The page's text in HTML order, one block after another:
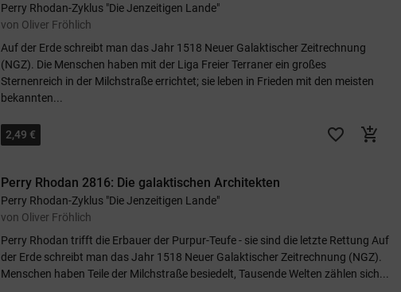
Perry Rhodan-Zyklus "Die Jenzeitigen Lande"
von Oliver Fröhlich
Auf der Erde schreibt man das Jahr 1518 Neuer Galaktischer Zeitrechnung
(NGZ). Die Menschen haben mit der Liga Freier Terraner ein großes
Sternenreich in der Milchstraße errichtet; sie leben in Frieden mit den meisten
bekannten...
2,49 € favorite_border add_shopping_cart
Perry Rhodan 2816: Die galaktischen Architekten
Perry Rhodan-Zyklus "Die Jenzeitigen Lande"
von Oliver Fröhlich
Perry Rhodan trifft die Erbauer der Purpur-Teufe - sie sind die letzte Rettung Auf
der Erde schreibt man das Jahr 1518 Neuer Galaktischer Zeitrechnung (NGZ).
Menschen haben Teile der Milchstraße besiedelt, Tausende Welten zählen sich...